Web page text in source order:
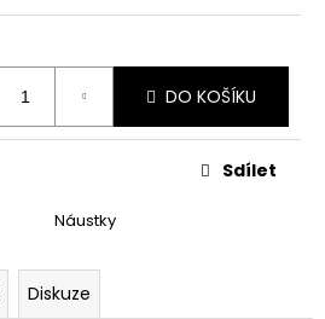
DO KOŠÍKU
Náustky
Sdílet
Diskuze